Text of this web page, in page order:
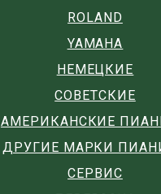
ROLAND
YAMAHA
НЕМЕЦКИЕ
СОВЕТСКИЕ
АМЕРИКАНСКИЕ
ДРУГИЕ МАРКИ
СЕРВИС